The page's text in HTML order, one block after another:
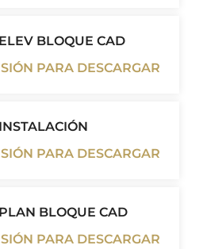
BLOQUE CAD
PARA DESCARGAR
PARA DESCARGAR
BLOQUE CAD
PARA DESCARGAR